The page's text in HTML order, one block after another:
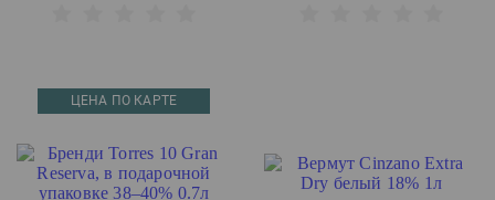
ЦЕНА ПО КАРТЕ